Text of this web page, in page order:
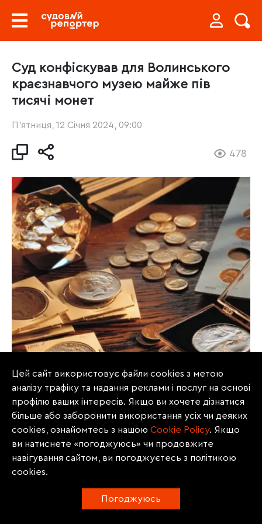
Суд конфіскував для Волинського
краєзнавчого музею майже пів
тисячі монет
П’ятниця, 12 Січня 2024, 09:00
478
Луцький міськрайонний суд Волинської
області визнав громадянина винним у
закінченому замаху на контрабанду.
Про це повідомляє«Судовий репортер»
вироквід 8 січня.
Цей сайт використовує файли cookies з метою
аналізу трафіку та надання реклами і послуг на основі
профілю ваших інтересів. Якщо ви хочете дізнатися
більше або заборонити використання усіх чи деяких
cookies, ознайомтесь з нашою Сookie Policy. Якщо
ви натиснете «погоджуюсь» чи продовжите
навігування сайтом, ви погоджуєтесь з політикою
cookies.
Погоджуюсь